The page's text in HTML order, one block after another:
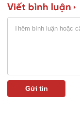
Viết bình luận